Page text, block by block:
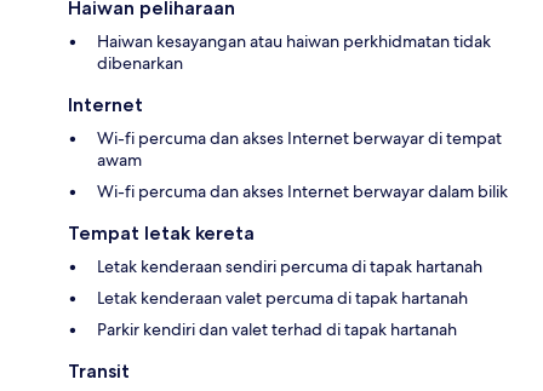
Haiwan peliharaan
Haiwan kesayangan atau haiwan perkhidmatan tidak
dibenarkan
Internet
Wi-fi percuma dan akses Internet berwayar di tempat
awam
Wi-fi percuma dan akses Internet berwayar dalam bilik
Tempat letak kereta
Letak kenderaan sendiri percuma di tapak hartanah
Letak kenderaan valet percuma di tapak hartanah
Parkir kendiri dan valet terhad di tapak hartanah
Transit